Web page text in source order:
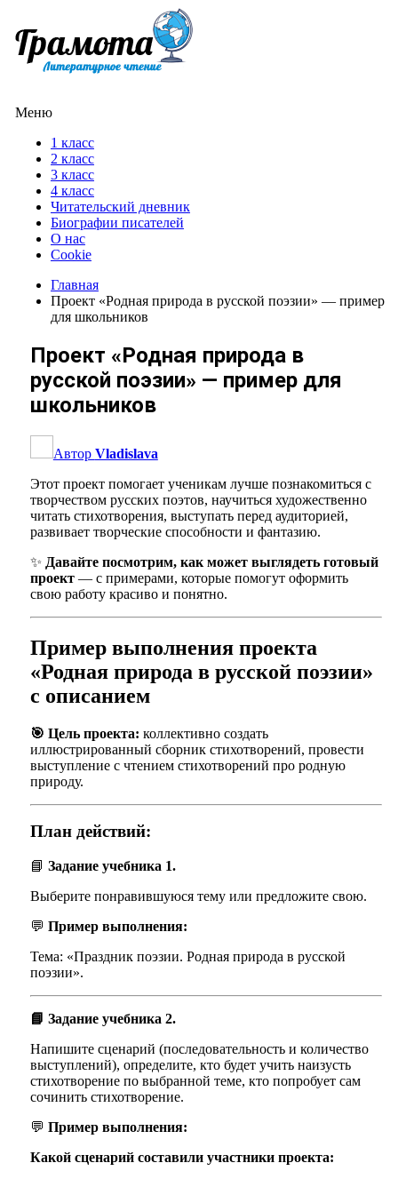
Меню
1 класс
2 класс
3 класс
4 класс
Читательский дневник
Биографии писателей
О нас
Cookie
Главная
Проект «Родная природа в русской поэзии» — пример
для школьников
Проект «Родная природа в
русской поэзии» — пример для
школьников
Автор Vladislava
Этот проект помогает ученикам лучше познакомиться с
творчеством русских поэтов, научиться художественно
читать стихотворения, выступать перед аудиторией,
развивает творческие способности и фантазию.
✨ Давайте посмотрим, как может выглядеть готовый
проект— с примерами, которые помогут оформить
свою работу красиво и понятно.
Пример выполнения проекта
«Родная природа в русской поэзии»
с описанием
🎯 Цель проекта: коллективно создать
иллюстрированный сборник стихотворений, провести
выступление с чтением стихотворений про родную
природу.
План действий:
📘 Задание учебника 1.
Выберите понравившуюся тему или предложите свою.
💬 Пример выполнения:
Тема: «Праздник поэзии. Родная природа в русской
поэзии».
📘 Задание учебника 2.
Напишите сценарий (последовательность и количество
выступлений), определите, кто будет учить наизусть
стихотворение по выбранной теме, кто попробует сам
сочинить стихотворение.
💬 Пример выполнения:
Какой сценарий составили участники проекта: